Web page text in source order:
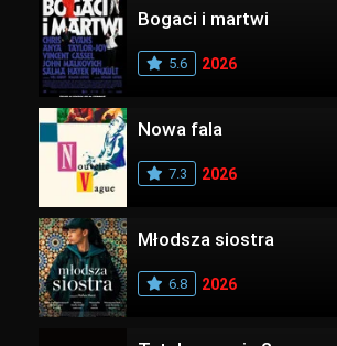
Bogaci i martwi
5.6 2026
Nowa fala
7.3 2026
Młodsza siostra
6.8 2026